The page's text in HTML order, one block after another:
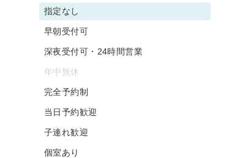
指定なし
早朝受付可
深夜受付可・24時間営業
年中無休
完全予約制
当日予約歓迎
子連れ歓迎
個室あり